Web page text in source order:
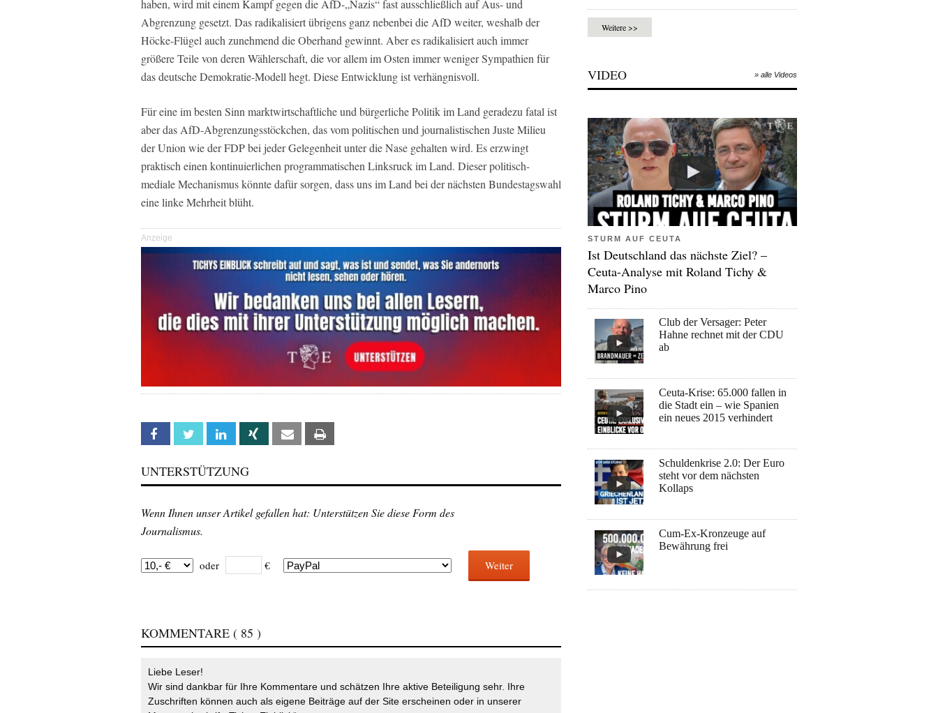
haben, wird mit einem Kampf gegen die AfD-„Nazis“ fast ausschließlich auf Aus- und
Abgrenzung gesetzt. Das radikalisiert übrigens ganz nebenbei die AfD weiter, weshalb der
Höcke-Flügel auch zunehmend die Oberhand gewinnt. Aber es radikalisiert auch immer
größere Teile von deren Wählerschaft, die vor allem im Osten immer weniger Sympathien für
das deutsche Demokratie-Modell hegt. Diese Entwicklung ist verhängnisvoll.
Für eine im besten Sinn marktwirtschaftliche und bürgerliche Politik im Land geradezu fatal ist
aber das AfD-Abgrenzungsstöckchen, das vom politischen und journalistischen Juste Milieu
der Union wie der FDP bei jeder Gelegenheit unter die Nase gehalten wird. Es erzwingt
praktisch einen kontinuierlichen programmatischen Linksruck im Land. Dieser politisch-
mediale Mechanismus könnte dafür sorgen, dass uns im Land bei der nächsten Bundestagswahl
eine linke Mehrheit blüht.
Anzeige
Facebook Twitter Linkedin Xing Email
UNTERSTÜTZUNG
Wenn Ihnen unser Artikel gefallen hat: Unterstützen Sie diese Form des
Journalismus.
oder € Weiter
KOMMENTARE ( 85 )
Liebe Leser!
Wir sind dankbar für Ihre Kommentare und schätzen Ihre aktive Beteiligung sehr. Ihre
Zuschriften können auch als eigene Beiträge auf der Site erscheinen oder in unserer
Weitere >>
VIDEO » alle Videos
STURM AUF CEUTA
Ist Deutschland das nächste Ziel? –
Ceuta-Analyse mit Roland Tichy &
Marco Pino
Club der Versager: Peter
Hahne rechnet mit der CDU
ab
Ceuta-Krise: 65.000 fallen in
die Stadt ein – wie Spanien
ein neues 2015 verhindert
Schuldenkrise 2.0: Der Euro
steht vor dem nächsten
Kollaps
Cum-Ex-Kronzeuge auf
Bewährung frei